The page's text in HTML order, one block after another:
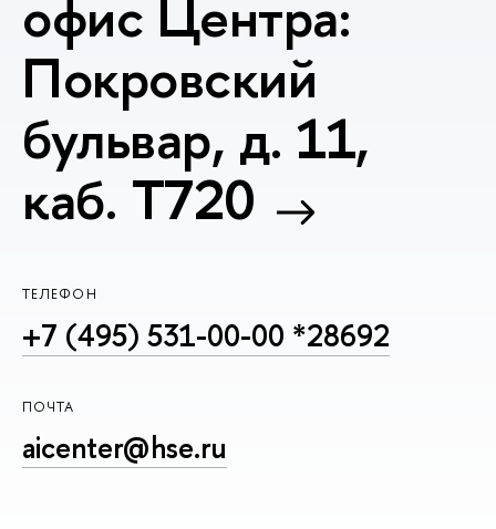
офис Центра:
Покровский
бульвар, д. 11,
каб. T720
ТЕЛЕФОН
+7 (495) 531-00-00 *28692
ПОЧТА
aicenter@hse.ru